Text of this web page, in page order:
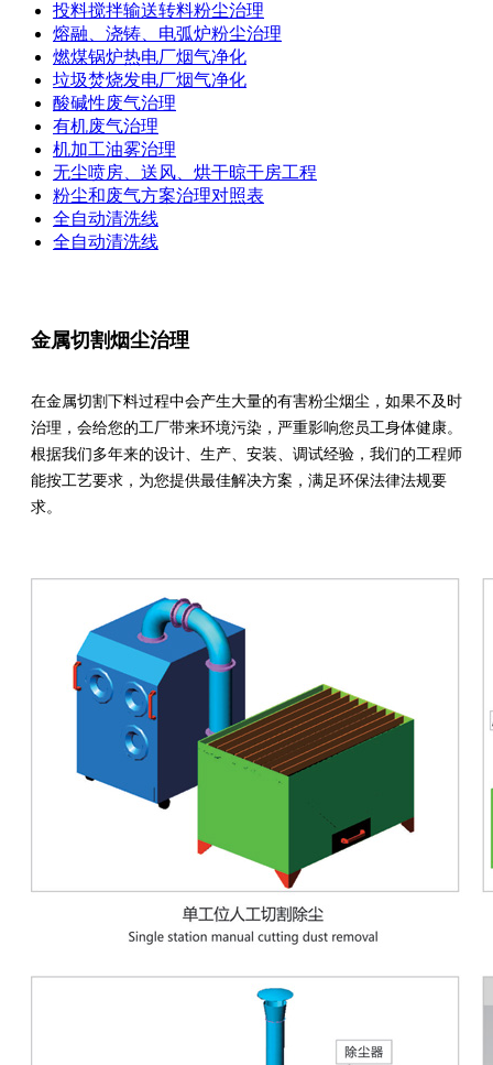
投料搅拌输送转料粉尘治理
熔融、浇铸、电弧炉粉尘治理
燃煤锅炉热电厂烟气净化
垃圾焚烧发电厂烟气净化
酸碱性废气治理
有机废气治理
机加工油雾治理
无尘喷房、送风、烘干晾干房工程
粉尘和废气方案治理对照表
全自动清洗线
全自动清洗线
金属切割烟尘治理
在金属切割下料过程中会产生大量的有害粉尘烟尘，如果不及时
治理，会给您的工厂带来环境污染，严重影响您员工身体健康。
根据我们多年来的设计、生产、安装、调试经验，我们的工程师
能按工艺要求，为您提供最佳解决方案，满足环保法律法规要
求。